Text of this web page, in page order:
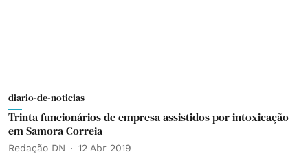
diario-de-noticias
Trinta funcionários de empresa assistidos por intoxicação
em Samora Correia
Redação DN 12 Abr 2019